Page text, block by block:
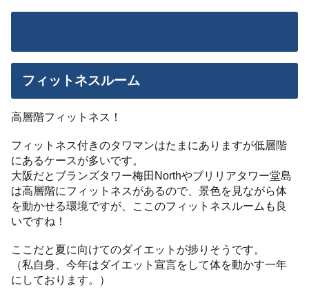
フィットネスルーム
高層階フィットネス！
フィットネス付きのタワマンはたまにありますが低層階
にあるケースが多いです。
大阪だとブランズタワー梅田Northやブリリアタワー堂島
は高層階にフィットネスがあるので、景色を見ながら体
を動かせる環境ですが、ここのフィットネスルームも良
いですね！
ここだと夏に向けてのダイエットが捗りそうです。
（私自身、今年はダイエット宣言をして体を動かす一年
にしております。）